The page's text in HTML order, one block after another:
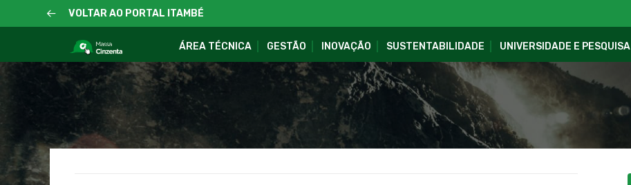
VOLTAR AO PORTAL ITAMBÉ
ÁREA TÉCNICA GESTÃO INOVAÇÃO SUSTENTABILIDADE UNIVERSIDADE E PESQUISA